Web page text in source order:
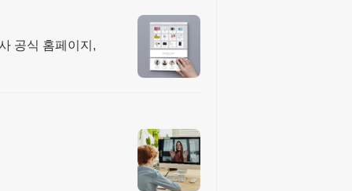
공식 홈페이지,